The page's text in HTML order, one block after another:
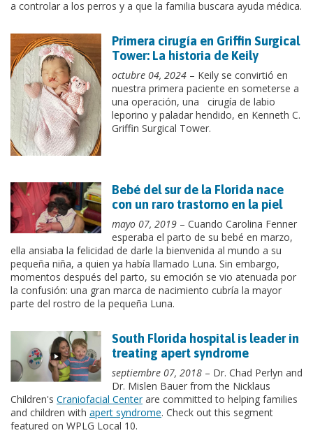
a controlar a los perros y a que la familia buscara ayuda médica.
Primera cirugía en Griffin Surgical
Tower: La historia de Keily
octubre 04, 2024 – Keily se convirtió en
nuestra primera paciente en someterse a
una operación, una cirugía de labio
leporino y paladar hendido, en Kenneth C.
Griffin Surgical Tower.
Bebé del sur de la Florida nace
con un raro trastorno en la piel
mayo 07, 2019 – Cuando Carolina Fenner
esperaba el parto de su bebé en marzo,
ella ansiaba la felicidad de darle la bienvenida al mundo a su
pequeña niña, a quien ya había llamado Luna. Sin embargo,
momentos después del parto, su emoción se vio atenuada por
la confusión: una gran marca de nacimiento cubría la mayor
parte del rostro de la pequeña Luna.
South Florida hospital is leader in
treating apert syndrome
septiembre 07, 2018 – Dr. Chad Perlyn and
Dr. Mislen Bauer from the Nicklaus
Children's Craniofacial Centerare committed to helping families
and children with apert syndrome. Check out this segment
featured on WPLG Local 10.